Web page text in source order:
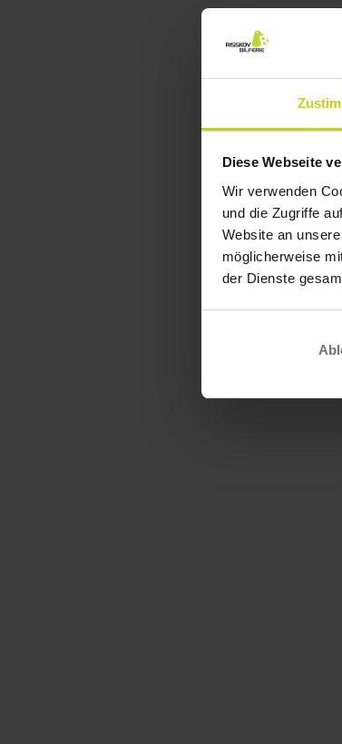
Diese Webseite
Wir verwenden
und die Zugriffe
Website an
möglicherweise
der Dienste